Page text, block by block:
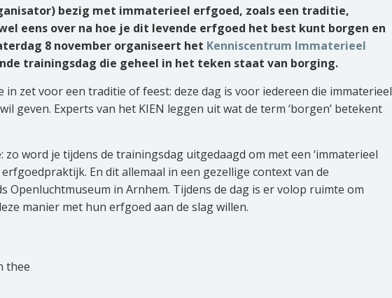
bezig met immaterieel erfgoed, zoals een traditie,
eens over na hoe je dit levende erfgoed het best kunt borgen en
8 november organiseert het Kenniscentrum Immaterieel
trainingsdag die geheel in het teken staat van borging.
zet voor een traditie of feest: deze dag is voor iedereen die immaterieel
geven. Experts van het KIEN leggen uit wat de term ‘borgen’ betekent
word je tijdens de trainingsdag uitgedaagd om met een ‘immaterieel
En dit allemaal in een gezellige context van de
Openluchtmuseum in Arnhem. Tijdens de dag is er volop ruimte om
manier met hun erfgoed aan de slag willen.
thee